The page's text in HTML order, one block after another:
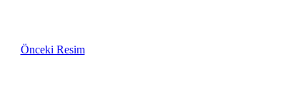
Önceki Resim